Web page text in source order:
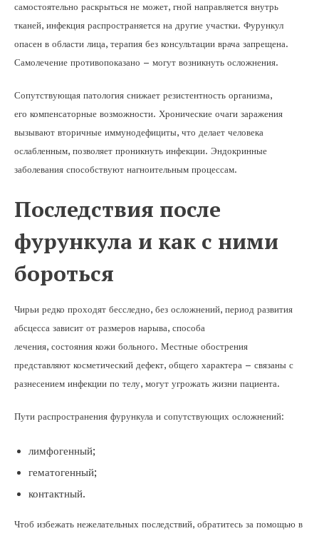
самостоятельно раскрыться не может, гной направляется внутрь
тканей, инфекция распространяется на другие участки. Фурункул
опасен в области лица, терапия без консультации врача запрещена.
Самолечение противопоказано – могут возникнуть осложнения.
Сопутствующая патология снижает резистентность организма,
его компенсаторные возможности. Хронические очаги заражения
вызывают вторичные иммунодефициты, что делает человека
ослабленным, позволяет проникнуть инфекции. Эндокринные
заболевания способствуют нагноительным процессам.
Последствия после
фурункула и как с ними
бороться
Чирьи редко проходят бесследно, без осложнений, период развития
абсцесса зависит от размеров нарыва, способа
лечения, состояния кожи больного. Местные обострения
представляют косметический дефект, общего характера – связаны с
разнесением инфекции по телу, могут угрожать жизни пациента.
Пути распространения фурункула и сопутствующих осложнений:
лимфогенный;
гематогенный;
контактный.
Чтоб избежать нежелательных последствий, обратитесь за помощью в